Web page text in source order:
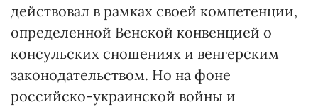
действовал в рамках своей компетенции,
определенной Венской конвенцией о
консульских сношениях и венгерским
законодательством. Но на фоне
российско-украинской войны и